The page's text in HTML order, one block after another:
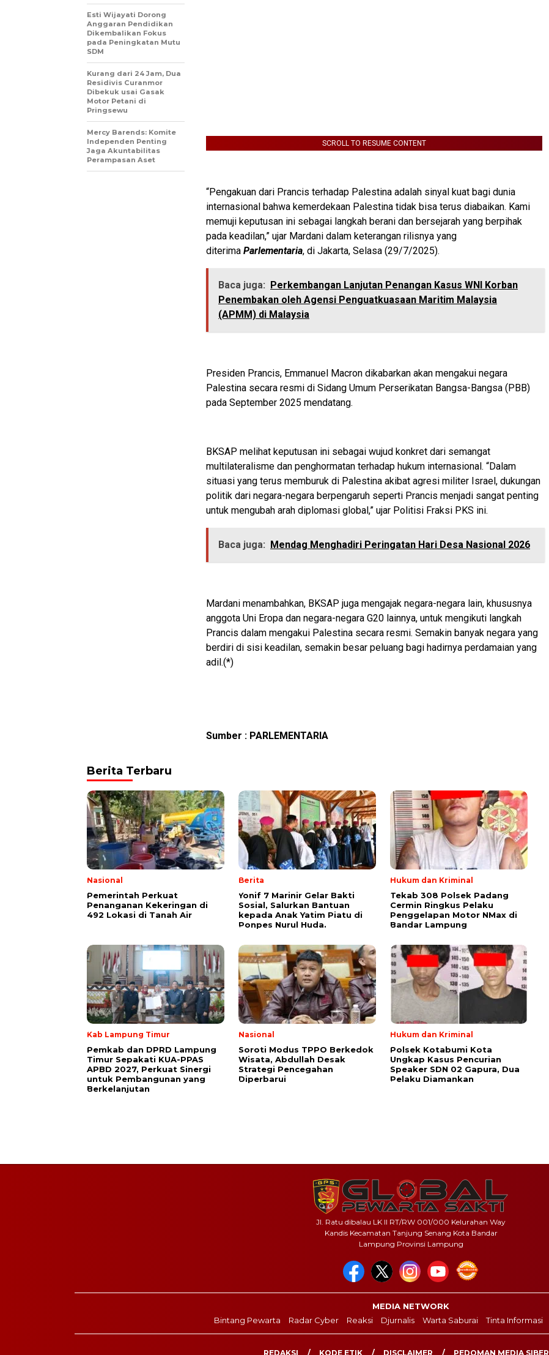
SCROLL TO RESUME CONTENT
“Pengakuan dari Prancis terhadap Palestina adalah sinyal kuat bagi dunia
internasional bahwa kemerdekaan Palestina tidak bisa terus diabaikan. Kami
memuji keputusan ini sebagai langkah berani dan bersejarah yang berpihak
pada keadilan,” ujar Mardani dalam keterangan rilisnya yang
diterima Parlementaria, di Jakarta, Selasa (29/7/2025).
Baca juga:
Perkembangan Lanjutan Penangan Kasus WNI Korban
Penembakan oleh Agensi Penguatkuasaan Maritim Malaysia
(APMM) di Malaysia
Presiden Prancis, Emmanuel Macron dikabarkan akan mengakui negara
Palestina secara resmi di Sidang Umum Perserikatan Bangsa-Bangsa (PBB)
pada September 2025 mendatang.
BKSAP melihat keputusan ini sebagai wujud konkret dari semangat
multilateralisme dan penghormatan terhadap hukum internasional. “Dalam
situasi yang terus memburuk di Palestina akibat agresi militer Israel, dukungan
politik dari negara-negara berpengaruh seperti Prancis menjadi sangat penting
untuk mengubah arah diplomasi global,” ujar Politisi Fraksi PKS ini.
Baca juga: Mendag Menghadiri Peringatan Hari Desa Nasional 2026
Mardani menambahkan, BKSAP juga mengajak negara-negara lain, khususnya
anggota Uni Eropa dan negara-negara G20 lainnya, untuk mengikuti langkah
Prancis dalam mengakui Palestina secara resmi. Semakin banyak negara yang
berdiri di sisi keadilan, semakin besar peluang bagi hadirnya perdamaian yang
adil.(*)
Sumber : PARLEMENTARIA
Esti Wijayati Dorong
Anggaran Pendidikan
Dikembalikan Fokus
pada Peningkatan Mutu
SDM
Kurang dari 24 Jam, Dua
Residivis Curanmor
Dibekuk usai Gasak
Motor Petani di
Pringsewu
Mercy Barends: Komite
Independen Penting
Jaga Akuntabilitas
Perampasan Aset
Berita Terbaru
Nasional
Pemerintah Perkuat
Penanganan Kekeringan di
492 Lokasi di Tanah Air
Berita
Yonif 7 Marinir Gelar Bakti
Sosial, Salurkan Bantuan
kepada Anak Yatim Piatu di
Ponpes Nurul Huda.
Hukum dan Kriminal
Tekab 308 Polsek Padang
Cermin Ringkus Pelaku
Penggelapan Motor NMax di
Bandar Lampung
Kab Lampung Timur
Pemkab dan DPRD Lampung
Timur Sepakati KUA-PPAS
APBD 2027, Perkuat Sinergi
untuk Pembangunan yang
Berkelanjutan
Nasional
Soroti Modus TPPO Berkedok
Wisata, Abdullah Desak
Strategi Pencegahan
Diperbarui
Hukum dan Kriminal
Polsek Kotabumi Kota
Ungkap Kasus Pencurian
Speaker SDN 02 Gapura, Dua
Pelaku Diamankan
Jl. Ratu dibalau LK II RT/RW 001/000 Kelurahan Way
Kandis Kecamatan Tanjung Senang Kota Bandar
Lampung Provinsi Lampung
MEDIA NETWORK
Bintang Pewarta
Radar Cyber Reaksi Djurnalis Warta Saburai Tinta Informasi
REDAKSI KODE ETIK DISCLAIMER PEDOMAN MEDIA SIBER